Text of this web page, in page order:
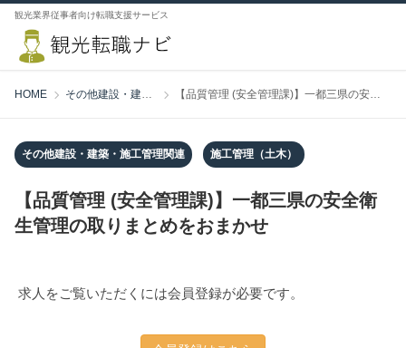
観光業界従事者向け転職支援サービス
HOME その他建設・建築・施工管理関連 【品質管理 (安全管理課)】一都三県の安全衛生管理の取りまとめをおまかせ
その他建設・建築・施工管理関連 施工管理（土木）
【品質管理 (安全管理課)】一都三県の安全衛
生管理の取りまとめをおまかせ
求人をご覧いただくには会員登録が必要です。